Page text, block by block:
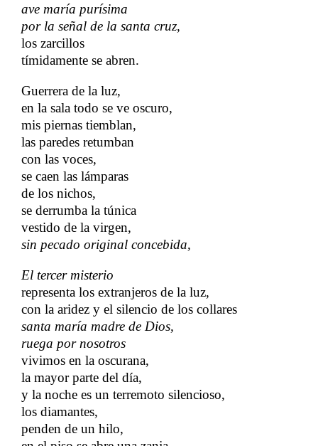
ave maría purísima
por la señal de la santa cruz,
los zarcillos
tímidamente se abren.
Guerrera de la luz,
en la sala todo se ve oscuro,
mis piernas tiemblan,
las paredes retumban
con las voces,
se caen las lámparas
de los nichos,
se derrumba la túnica
vestido de la virgen,
sin pecado original concebida,
El tercer misterio
representa los extranjeros de la luz,
con la aridez y el silencio de los collares
santa maría madre de Dios,
ruega por nosotros
vivimos en la oscurana,
la mayor parte del día,
y la noche es un terremoto silencioso,
los diamantes,
penden de un hilo,